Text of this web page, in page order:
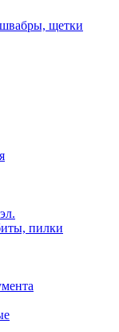
щетки
пилки